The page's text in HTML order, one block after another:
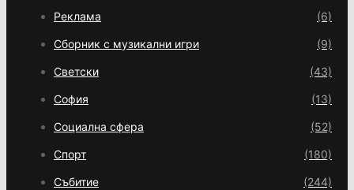
Реклама (6)
Сборник с музикални игри (9)
Светски (43)
София (13)
Социална сфера (52)
Спорт (180)
Събитие (244)